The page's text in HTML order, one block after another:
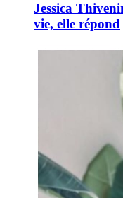
Jessica
vie, elle répond